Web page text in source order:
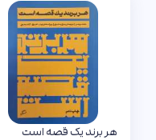
هر برند یک قصه است